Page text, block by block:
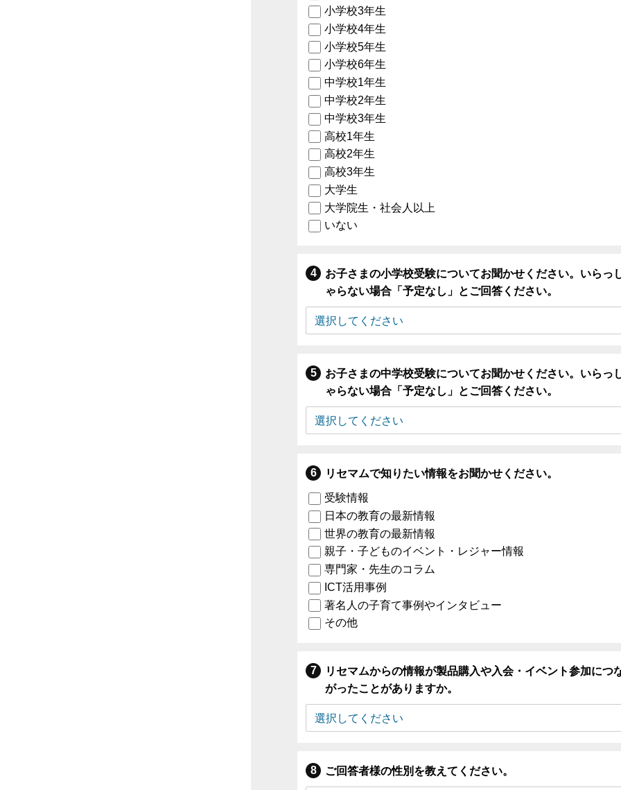
小学校3年生
小学校4年生
小学校5年生
小学校6年生
中学校1年生
中学校2年生
中学校3年生
高校1年生
高校2年生
高校3年生
大学生
大学院生・社会人以上
いない
お子さまの小学校受験についてお聞かせください。いらっ
ゃらない場合「予定なし」とご回答ください。
お子さまの中学校受験についてお聞かせください。いらっ
ゃらない場合「予定なし」とご回答ください。
リセマムで知りたい情報をお聞かせください。
受験情報
日本の教育の最新情報
世界の教育の最新情報
親子・子どものイベント・レジャー情報
専門家・先生のコラム
ICT活用事例
著名人の子育て事例やインタビュー
その他
リセマムからの情報が製品購入や入会・イベント参加につ
がったことがありますか。
ご回答者様の性別を教えてください。